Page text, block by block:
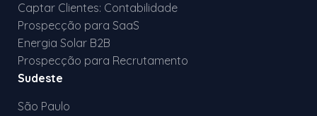
Captar Clientes: Contabilidade
Prospecção para SaaS
Energia Solar B2B
Prospecção para Recrutamento
Sudeste
São Paulo